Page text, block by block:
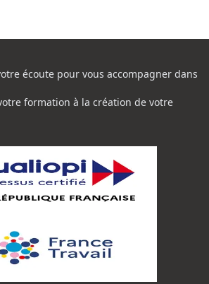
écoute pour vous accompagner dans
formation à la création de votre